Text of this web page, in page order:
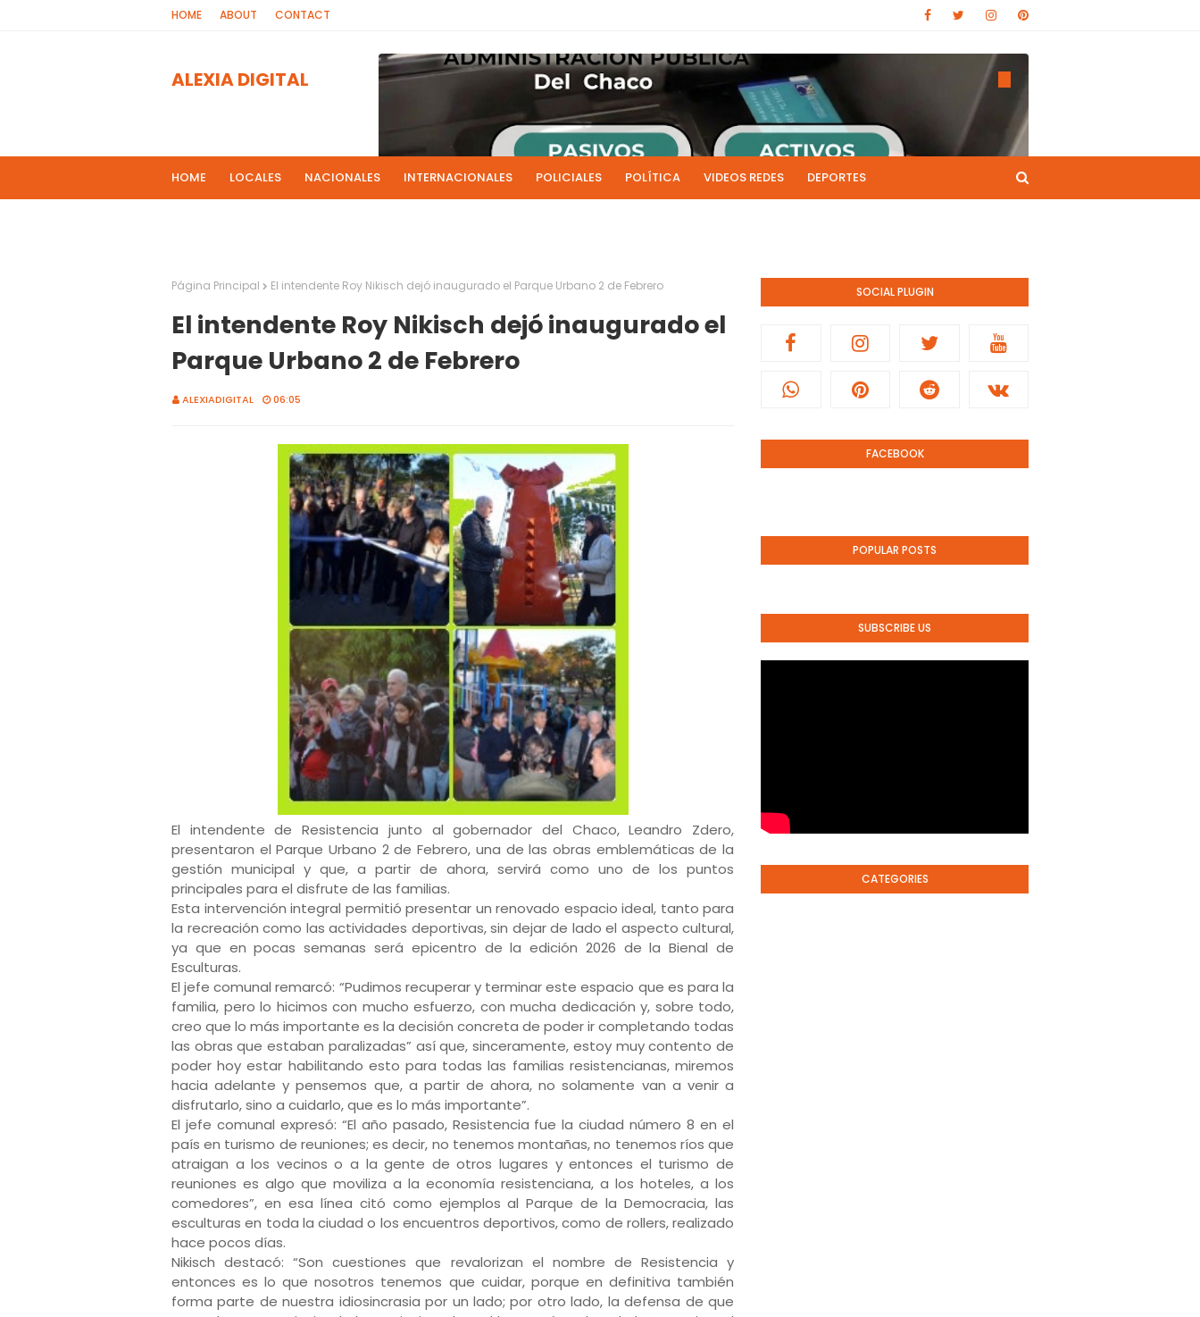
HOME ABOUT CONTACT
ALEXIA DIGITAL
HOME LOCALES NACIONALES INTERNACIONALES POLICIALES POLÍTICA VIDEOS REDES DEPORTES
Página Principal El intendente Roy Nikisch dejó inaugurado el Parque Urbano 2 de Febrero
El intendente Roy Nikisch dejó inaugurado el
Parque Urbano 2 de Febrero
ALEXIADIGITAL 06:05
El intendente de Resistencia junto al gobernador del Chaco, Leandro Zdero,
presentaron el Parque Urbano 2 de Febrero, una de las obras emblemáticas de la
gestión municipal y que, a partir de ahora, servirá como uno de los puntos
principales para el disfrute de las familias.
Esta intervención integral permitió presentar un renovado espacio ideal, tanto para
la recreación como las actividades deportivas, sin dejar de lado el aspecto cultural,
ya que en pocas semanas será epicentro de la edición 2026 de la Bienal de
Esculturas.
El jefe comunal remarcó: “Pudimos recuperar y terminar este espacio que es para la
familia, pero lo hicimos con mucho esfuerzo, con mucha dedicación y, sobre todo,
creo que lo más importante es la decisión concreta de poder ir completando todas
las obras que estaban paralizadas” así que, sinceramente, estoy muy contento de
poder hoy estar habilitando esto para todas las familias resistencianas, miremos
hacia adelante y pensemos que, a partir de ahora, no solamente van a venir a
disfrutarlo, sino a cuidarlo, que es lo más importante”.
El jefe comunal expresó: “El año pasado, Resistencia fue la ciudad número 8 en el
país en turismo de reuniones; es decir, no tenemos montañas, no tenemos ríos que
atraigan a los vecinos o a la gente de otros lugares y entonces el turismo de
reuniones es algo que moviliza a la economía resistenciana, a los hoteles, a los
comedores”, en esa línea citó como ejemplos al Parque de la Democracia, las
esculturas en toda la ciudad o los encuentros deportivos, como de rollers, realizado
hace pocos días.
Nikisch destacó: “Son cuestiones que revalorizan el nombre de Resistencia y
entonces es lo que nosotros tenemos que cuidar, porque en definitiva también
forma parte de nuestra idiosincrasia por un lado; por otro lado, la defensa de que
SOCIAL PLUGIN
FACEBOOK
POPULAR POSTS
SUBSCRIBE US
CATEGORIES